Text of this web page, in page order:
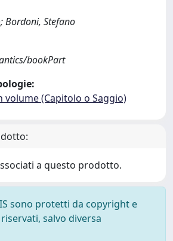
Bordoni, Stefano
bookPart
volume (Capitolo o Saggio)
a questo prodotto.
sono protetti da copyright e
salvo diversa